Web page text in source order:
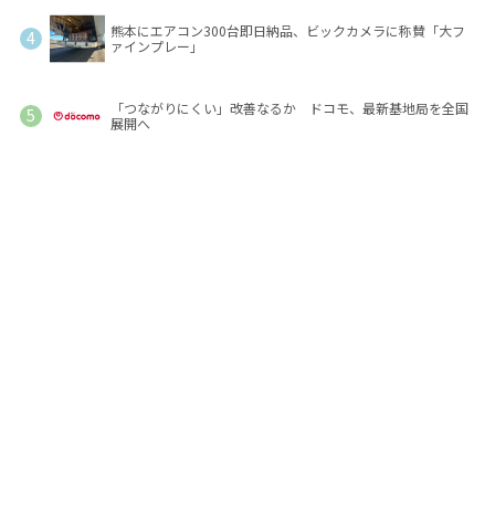
熊本にエアコン300台即日納品、ビックカメラに称賛「大フ
ァインプレー」
「つながりにくい」改善なるか ドコモ、最新基地局を全国
展開へ